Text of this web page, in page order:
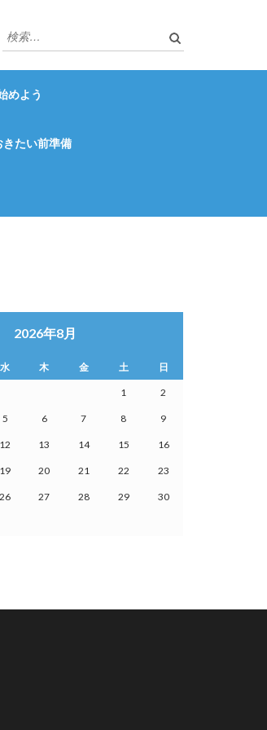
検
索:
めよう
たい前準備
2026年8月
水 木 金 土 日
1 2
5 6 7 8 9
12 13 14 15 16
19 20 21 22 23
26 27 28 29 30